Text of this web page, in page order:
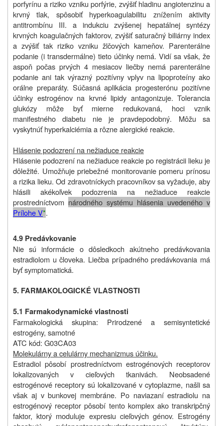
porfyrínu a riziko vzniku porfýrie, zvýšiť hladinu angiotenzinu a
krvný tlak, spôsobiť hyperkoagulabilitu znížením aktivity
antitrombínu III. a indukciu zvýšenej hepatálnej syntézy
krvných koagulačných faktorov, zvýšiť saturačný biliárny index
a zvýšiť tak riziko vzniku žlčových kameňov. Parenterálne
podanie (i transdermálne) tieto účinky nemá. Vidí sa však, že
aspoň počas prvých 4 mesiacov liečby nemá parenterálne
podanie ani tak výrazný pozitívny vplyv na lipoproteíny ako
orálne preparáty. Súčasná aplikácia progesterónu pozitívne
účinky estrogénov na krvné lipidy antagonizuje. Tolerancia
glukózy môže byť mierne redukovaná, hoci vznik
manifestného diabetu nie je pravdepodobný. Môžu sa
vyskytnúť hyperkalciémia a rôzne alergické reakcie.
Hlásenie podozrení na nežiaduce reakcie
Hlásenie podozrení na nežiaduce reakcie po registrácii lieku je
dôležité. Umožňuje priebežné monitorovanie pomeru prínosu
a rizika lieku. Od zdravotníckych pracovníkov sa vyžaduje, aby
hlásili akékoľvek podozrenia na nežiaduce reakcie
prostredníctvom národného systému hlásenia uvedeného v
Prílohe V*.
4.9 Predávkovanie
Nie sú informácie o dôsledkoch akútneho predávkovania
estradiolom u človeka. Liečba prípadného predávkovania má
byť symptomatická.
5. FARMAKOLOGICKÉ VLASTNOSTI
5.1 Farmakodynamické vlastnosti
Farmakologická skupina: Prirodzené a semisyntetické
estrogény, samotné
ATC kód: G03CA03
Molekulárny a celulárny mechanizmus účinku.
Estradiol pôsobí prostredníctvom estrogénových receptorov
lokalizovaných v cieľových tkanivách. Neobsadené
estrogénové receptory sú lokalizované v cytoplazme, našli sa
však aj v bunkovej membráne. Po naviazaní estradiolu na
estrogénový receptor pôsobí tento komplex ako transkripčný
faktor, ktorý moduluje expresiu cieľových génov. Estrogény